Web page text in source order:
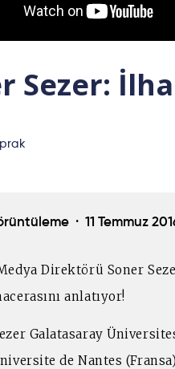
Sezer:
· 11 Temmuz
Direktörü Soner
anlatıyor!
Galatasaray
de Nantes